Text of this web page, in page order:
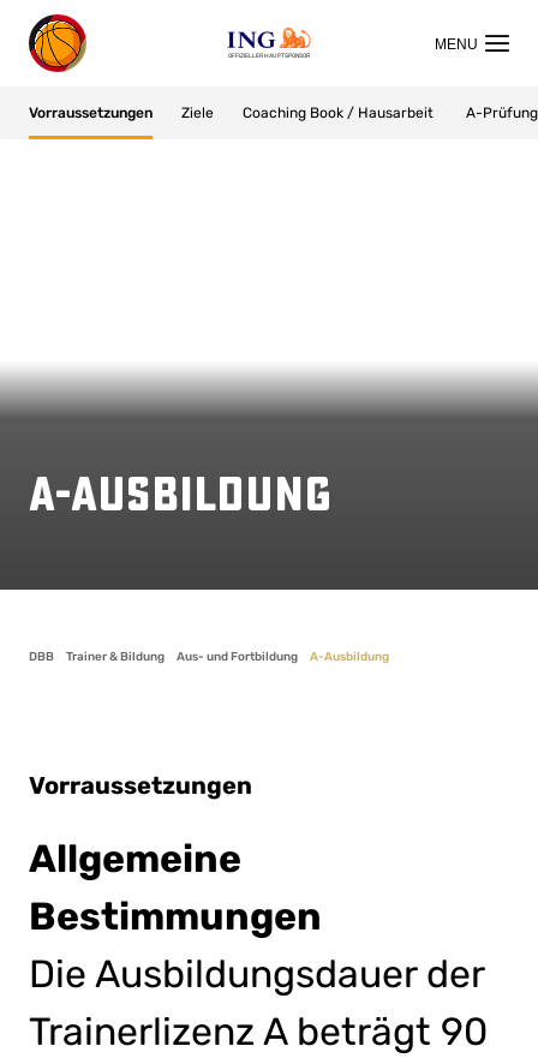
OFFIZIELLER HAUPTSPONSOR
Vorraussetzungen Ziele Coaching Book / Hausarbeit A-Prüfung
A-Ausbildung
DBB Trainer & Bildung Aus- und Fortbildung A-Ausbildung
Vorraussetzungen
Allgemeine
Bestimmungen
Die Ausbildungsdauer der
Trainerlizenz A beträgt 90